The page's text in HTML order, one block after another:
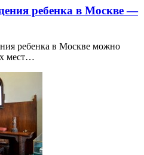
ребенка в Москве —
ребенка в Москве можно
мест…